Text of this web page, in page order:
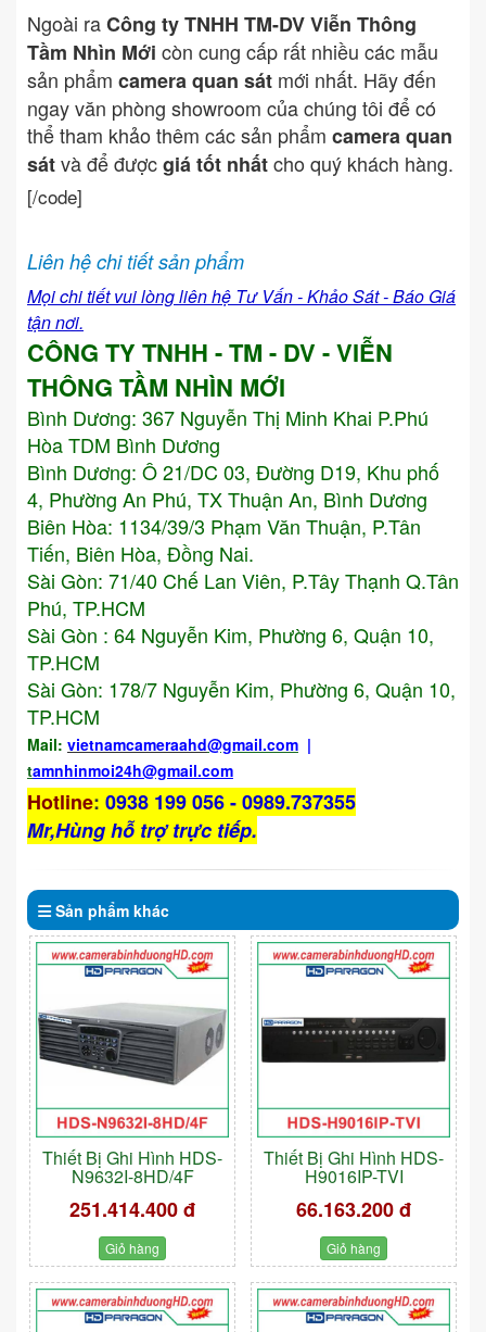
Ngoài raCông ty TNHH TM-DV Viễn Thông
Tầm Nhìn Mới còn cung cấp rất nhiều các mẫu
sản phẩm camera quan sát mới nhất. Hãy đến
ngay văn phòng showroom của chúng tôi để có
thể tham khảo thêm các sản phẩm camera quan
sátvà để đượcgiá tốt nhấtcho quý khách hàng.
[/code]
Liên hệ chi tiết sản phẩm
Mọi chi tiết vui lòng liên hệ Tư Vấn - Khảo Sát - Báo Giá
tận nơi.
CÔNG TY TNHH - TM - DV - VIỄN
THÔNG TẦM NHÌN MỚI
Bình Dương: 367 Nguyễn Thị Minh Khai P.Phú
Hòa TDM Bình Dương
Bình Dương: Ô 21/DC 03, Đường D19, Khu phố
4, Phường An Phú, TX Thuận An, Bình Dương
Biên Hòa: 1134/39/3 Phạm Văn Thuận, P.Tân
Tiến, Biên Hòa, Đồng Nai.
Sài Gòn: 71/40 Chế Lan Viên, P.Tây Thạnh Q.Tân
Phú, TP.HCM
Sài Gòn : 64 Nguyễn Kim, Phường 6, Quận 10,
TP.HCM
Sài Gòn: 178/7 Nguyễn Kim, Phường 6, Quận 10,
TP.HCM
Mail: vietnamcameraahd@gmail.com |
tamnhinmoi24h@gmail.com
Hotline: 0938 199 056 - 0989.737355
Mr,Hùng hỗ trợ trực tiếp.
Sản phẩm khác
Thiết Bị Ghi Hình HDS-
N9632I-8HD/4F
251.414.400 đ
Giỏ hàng
Thiết Bị Ghi Hình HDS-
H9016IP-TVI
66.163.200 đ
Giỏ hàng